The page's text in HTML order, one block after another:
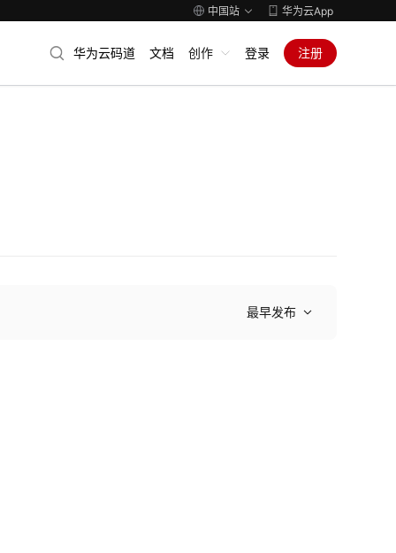
中国站 华为云App
华为云码道 文档 创作 登录 注册
最早发布